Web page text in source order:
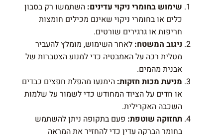
שימוש בחומרי ניקוי עדינים:השתמשו רק בסבון
כלים או בחומרי ניקוי שאינם מכילים חומצות
חריפות או גרגירים שורטים.
ניגוב המשטח:לאחר השימוש, מומלץ להעביר
מטלית רכה על האמבטיה כדי למנוע הצטברות של
אבנית מהמים.
מניעת מכות חזקות:הימנעו מהפלת חפצים כבדים
או חדים על הציוד המחודש כדי לשמור על שלמות
השכבה האקרילית.
תחזוקה שוטפת:פעם בתקופה ניתן להשתמש
בחומר הברקה עדין כדי להחזיר את המראה